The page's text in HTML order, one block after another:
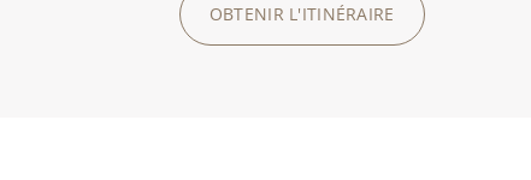
OBTENIR L'ITINÉRAIRE